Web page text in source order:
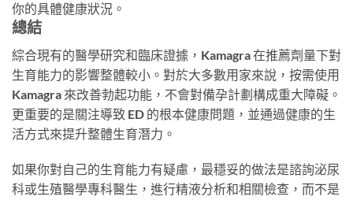
你的具體健康狀況。
總結
綜合現有的醫學研究和臨床證據，Kamagra 在推薦劑量下對
生育能力的影響整體較小。對於大多數用家來說，按需使用
Kamagra 來改善勃起功能，不會對備孕計劃構成重大障礙。
更重要的是關注導致 ED 的根本健康問題，並通過健康的生
活方式來提升整體生育潛力。
如果你對自己的生育能力有疑慮，最穩妥的做法是諮詢泌尿
科或生殖醫學專科醫生，進行精液分析和相關檢查，而不是